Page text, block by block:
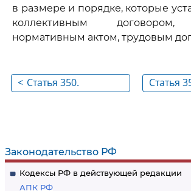
Законодательство РФ
Кодексы РФ в действующей редакции
АПК РФ
в размере и порядке, которые
коллективным договором,
нормативным актом, трудовым
< Статья 350.
работников
Статья
сфере
развития